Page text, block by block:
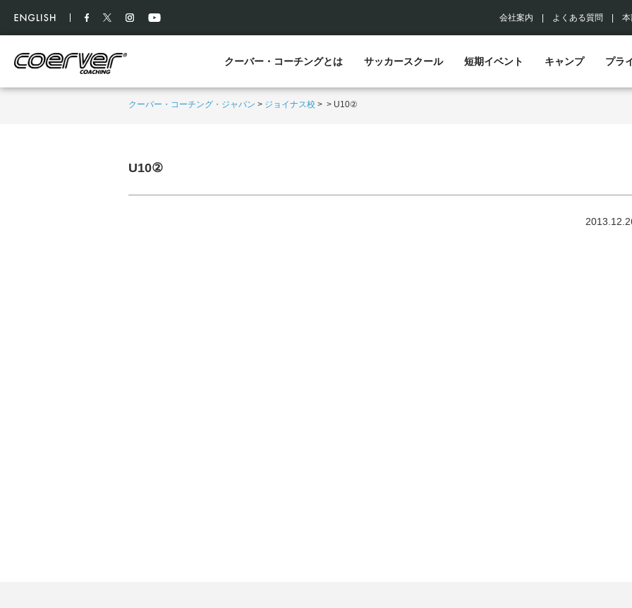
会社案内 よくある質問
クーバー・コーチングとは サッカースクール 短期イベント キャンプ プラ
クーバー・コーチング・ジャパン > ジョイナス校 > > U10②
U10②